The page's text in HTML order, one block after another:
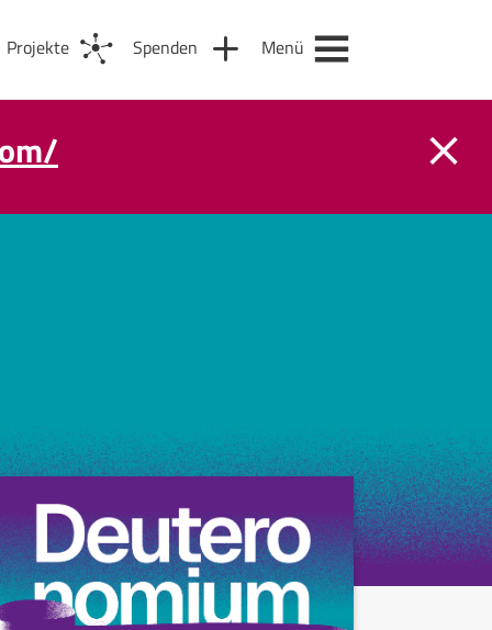
Projekte Spenden Menü